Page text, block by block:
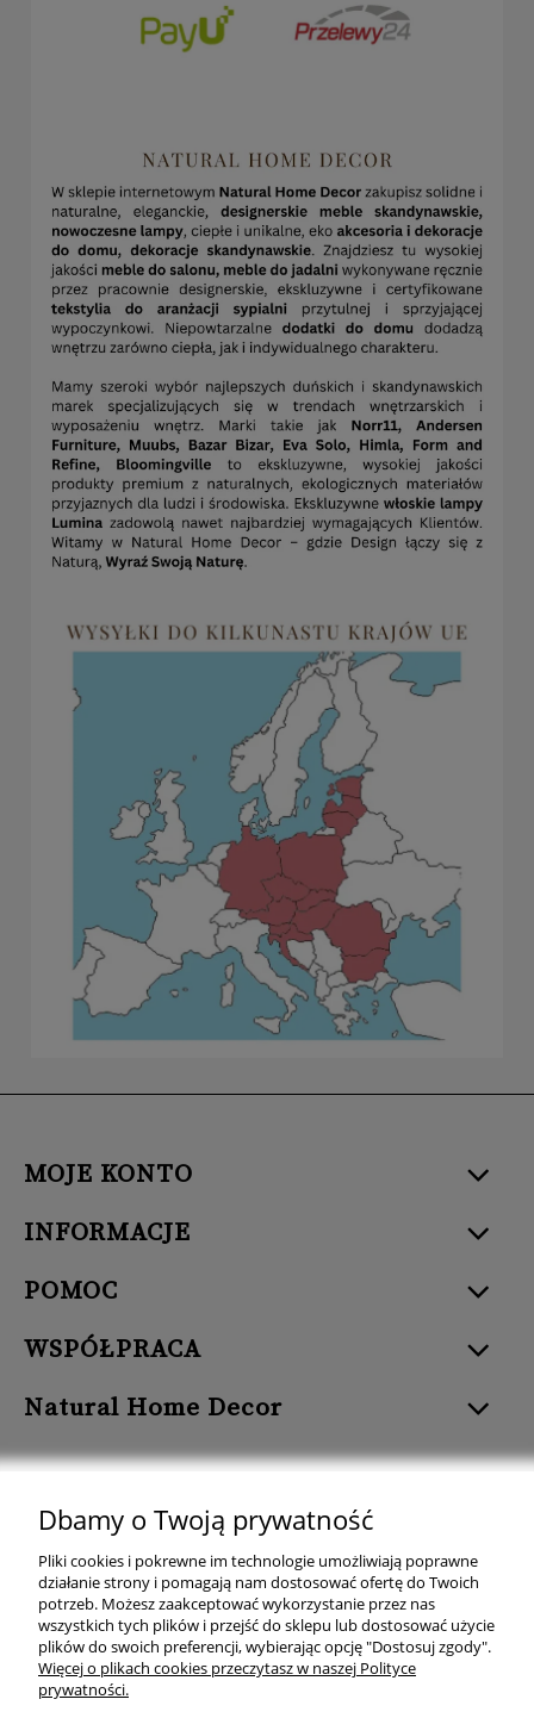
MOJE KONTO
INFORMACJE
POMOC
WSPÓŁPRACA
Natural Home Decor
Natural Home Decor | E-mail: sklep at naturalhomedecor.pl | Tel.:
507 707 299
| NIP: 7971800592 | REGON: 381429127
Copyright © 2026 - Naturalhomedecor.pl
Dbamy o Twoją prywatność
Pliki cookies i pokrewne im technologie umożliwiają poprawne
działanie strony i pomagają nam dostosować ofertę do Twoich
potrzeb. Możesz zaakceptować wykorzystanie przez nas
wszystkich tych plików i przejść do sklepu lub dostosować użycie
plików do swoich preferencji, wybierając opcję "Dostosuj zgody".
Więcej o plikach cookies przeczytasz w naszej Polityce
prywatności.